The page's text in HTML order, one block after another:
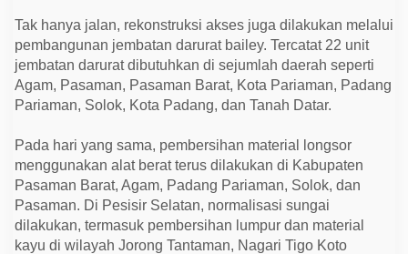
Tak hanya jalan, rekonstruksi akses juga dilakukan melalui
pembangunan jembatan darurat bailey. Tercatat 22 unit
jembatan darurat dibutuhkan di sejumlah daerah seperti
Agam, Pasaman, Pasaman Barat, Kota Pariaman, Padang
Pariaman, Solok, Kota Padang, dan Tanah Datar.
Pada hari yang sama, pembersihan material longsor
menggunakan alat berat terus dilakukan di Kabupaten
Pasaman Barat, Agam, Padang Pariaman, Solok, dan
Pasaman. Di Pesisir Selatan, normalisasi sungai
dilakukan, termasuk pembersihan lumpur dan material
kayu di wilayah Jorong Tantaman, Nagari Tigo Koto